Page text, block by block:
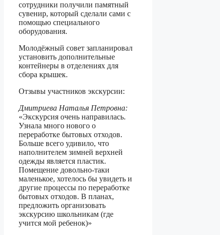
сотрудники получили памятный
сувенир, который сделали сами с
помощью специального
оборудования.
Молодёжный совет запланировал
установить дополнительные
контейнеры в отделениях для
сбора крышек.
Отзывы участников экскурсии:
Дмитриева Наталья Петровна:
«Экскурсия очень направилась.
Узнала много нового о
переработке бытовых отходов.
Больше всего удивило, что
наполнителем зимней верхней
одежды является пластик.
Помещение довольно-таки
маленькое, хотелось бы увидеть и
другие процессы по переработке
бытовых отходов. В планах,
предложить организовать
экскурсию школьникам (где
учится мой ребенок)»